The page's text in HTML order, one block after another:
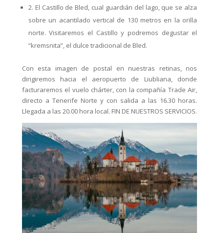
2. El Castillo de Bled, cual guardián del lago, que se alza
sobre un acantilado vertical de 130 metros en la orilla
norte. Visitaremos el Castillo y podremos degustar el
“kremsnita”, el dulce tradicional de Bled.
Con esta imagen de postal en nuestras retinas, nos
dirigiremos hacia el aeropuerto de Liubliana, donde
facturaremos el vuelo chárter, con la compañía Trade Air,
directo a Tenerife Norte y con salida a las 16.30 horas.
Llegada a las 20.00 hora local. FIN DE NUESTROS SERVICIOS.